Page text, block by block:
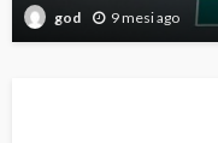
god 9 mesi ago